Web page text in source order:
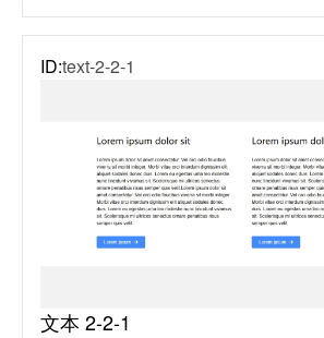
ID:text-2-2-1
文本 2-2-1